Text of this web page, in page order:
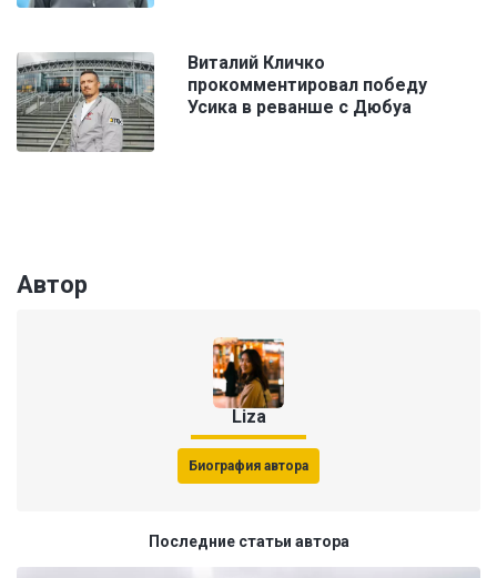
Виталий Кличко
прокомментировал победу
Усика в реванше с Дюбуа
Автор
Liza
Биография автора
Последние статьи автора